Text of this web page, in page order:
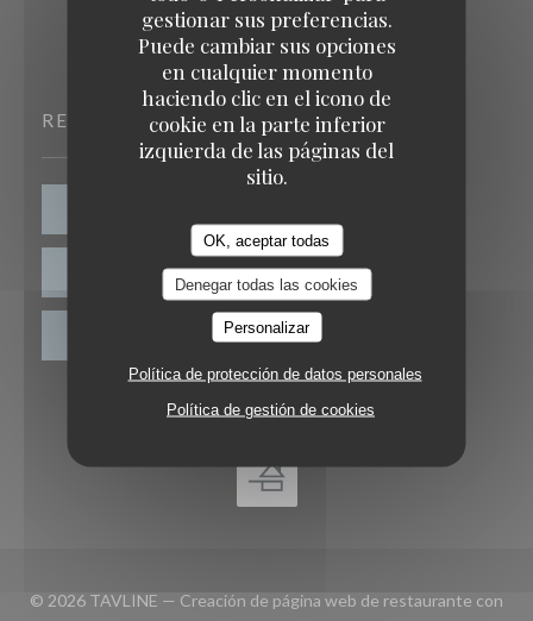
gestionar sus preferencias.
Puede cambiar sus opciones
en cualquier momento
haciendo clic en el icono de
cookie en la parte inferior
izquierda de las páginas del
sitio.
OK, aceptar todas
Denegar todas las cookies
Personalizar
Política de protección de datos personales
Política de gestión de cookies
RESERVA
TAKEAWAY
© 2026 TAVLINE — Creación de página web de restaurante con